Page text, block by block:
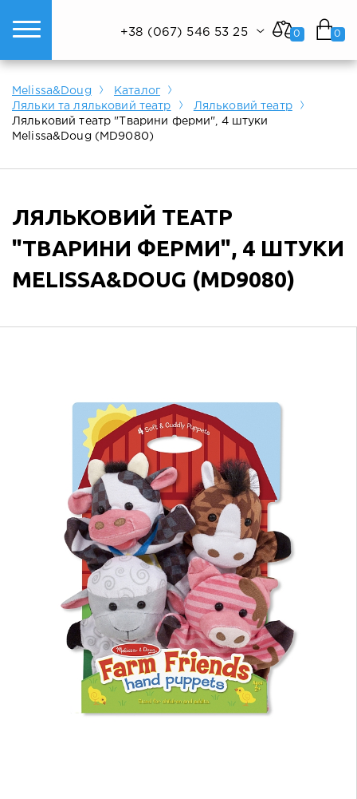
Показати все
Показати все
Показати все
+38 (067) 546 53 25
Melissa&Doug
Каталог
Ляльки та ляльковий театр
Ляльковий театр
Ляльковий театр "Тварини ферми", 4 штуки
Melissa&Doug (MD9080)
ЛЯЛЬКОВИЙ ТЕАТР
"ТВАРИНИ ФЕРМИ", 4 ШТУКИ
MELISSA&DOUG (MD9080)
0 0